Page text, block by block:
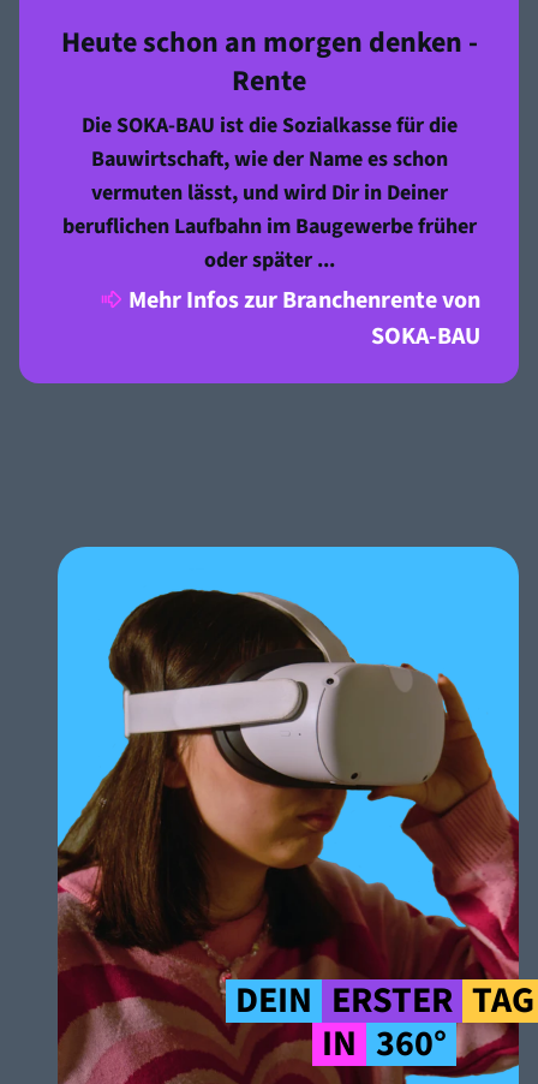
Heute schon an morgen denken -
Rente
Die SOKA-BAU ist die Sozialkasse für die
Bauwirtschaft, wie der Name es schon
vermuten lässt, und wird Dir in Deiner
beruflichen Laufbahn im Baugewerbe früher
oder später ...
Mehr Infos zur Branchenrente von
SOKA-BAU
DEIN ERSTER TAG
IN 360°